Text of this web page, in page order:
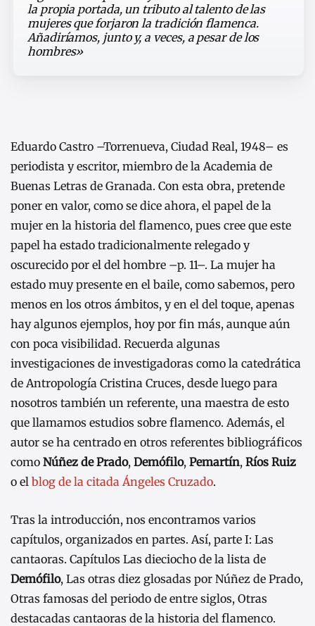
la propia portada, un tributo al talento de las
mujeres que forjaron la tradición flamenca.
Añadiríamos, junto y, a veces, a pesar de los
hombres»
Eduardo Castro –Torrenueva, Ciudad Real, 1948– es
periodista y escritor, miembro de la Academia de
Buenas Letras de Granada. Con esta obra, pretende
poner en valor, como se dice ahora, el papel de la
mujer en la historia del flamenco, pues cree que este
papel ha estado tradicionalmente relegado y
oscurecido por el del hombre –p. 11–. La mujer ha
estado muy presente en el baile, como sabemos, pero
menos en los otros ámbitos, y en el del toque, apenas
hay algunos ejemplos, hoy por fin más, aunque aún
con poca visibilidad. Recuerda algunas
investigaciones de investigadoras como la catedrática
de Antropología Cristina Cruces, desde luego para
nosotros también un referente, una maestra de esto
que llamamos estudios sobre flamenco. Además, el
autor se ha centrado en otros referentes bibliográficos
como Núñez de Prado, Demófilo, Pemartín, Ríos Ruiz
o el blog de la citada Ángeles Cruzado.
Tras la introducción, nos encontramos varios
capítulos, organizados en partes. Así, parte I: Las
cantaoras. Capítulos Las dieciocho de la lista de
Demófilo, Las otras diez glosadas por Núñez de Prado,
Otras famosas del periodo de entre siglos, Otras
destacadas cantaoras de la historia del flamenco.